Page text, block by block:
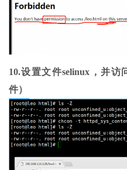
10.设置文件selinux，并
件）